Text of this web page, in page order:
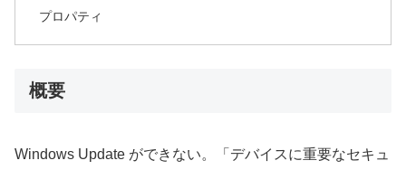
プロパティ
概要
Windows Update ができない。「デバイスに重要なセキュ